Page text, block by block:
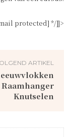
protected] */]]>
ARTIKEL
Raamhanger
Knutselen